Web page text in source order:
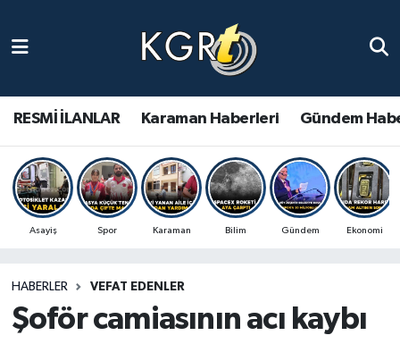
RESMİ İLANLAR Karaman Haberleri Gündem
Asayiş Spor Karaman Bilim Gündem Ekonomi
HABERLER VEFAT EDENLER
Şoför camiasının acı kaybı
Gündem Haberleri
Güncel Haberler
Spor Haberleri
Ulusal Haberler